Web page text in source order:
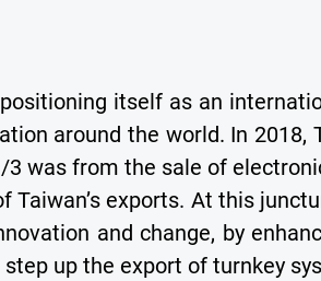
itself as an
around the world. In 2018,
3 was from the sale of
Taiwan’s exports. At this
and change, by
step up the export of turnkey